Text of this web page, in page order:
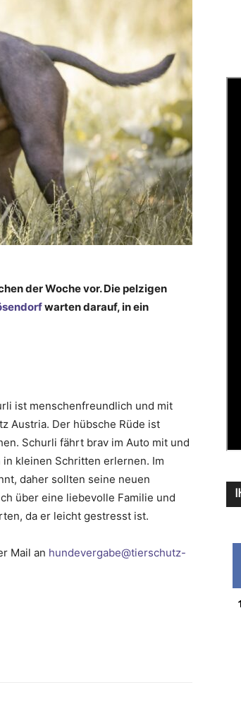
der Woche vor. Die pelzigen
warten darauf, in ein
ist menschenfreundlich und mit
Austria. Der hübsche Rüde ist
Schurli fährt brav im Auto mit und
kleinen Schritten erlernen. Im
daher sollten seine neuen
über eine liebevolle Familie und
da er leicht gestresst ist.
Mail an hundevergabe@tierschutz-